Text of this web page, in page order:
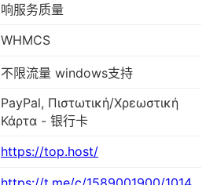
响服务质量
WHMCS
不限流量 windows支持
PayPal, Πιστωτική/Χρεωστική
Κάρτα - 银行卡
https://top.host/